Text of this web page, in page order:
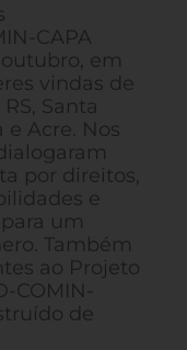
CAPA
em
vindas de
Santa
e Acre. Nos
por direitos,
e
um
Também
ao Projeto
de